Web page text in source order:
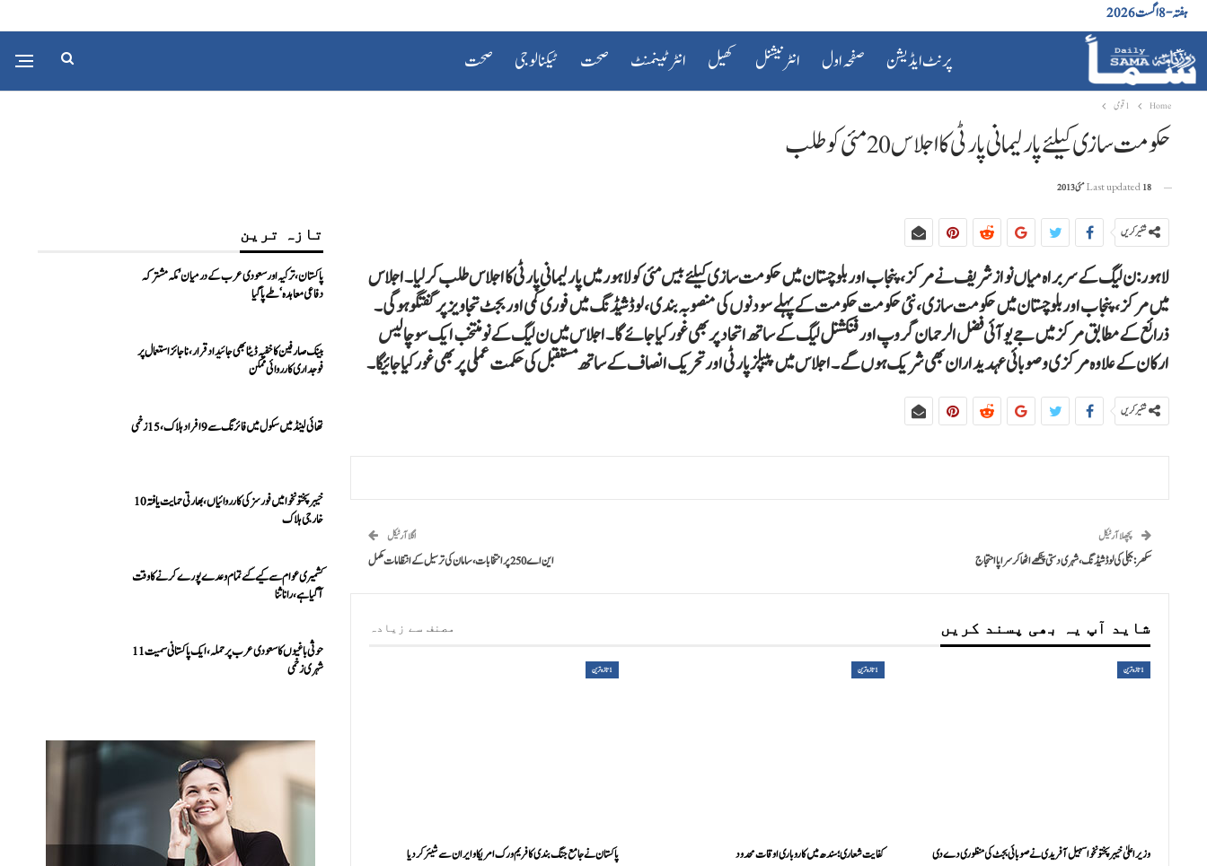
ہفتہ - 8 اگست 2026
پرنٹ ایڈیشن صفحہ اول انٹرنیشنل کھیل انٹرٹینمنٹ صحت ٹیکنالوجی صحت
Home 1 قومی
حکومت سازی کیلئے پارلیمانی پارٹی کا اجلاس 20 مئی کو طلب
Last updated18 مئی 2013
شئیر کریں
لاہور: ن لیگ کے سربراہ میاں نوازشریف نے مرکز، پنجاب اور بلوچستان میں حکومت سازی کیلئے بیس مئی کو لاہور میں پارلیمانی پارٹی کا اجلاس طلب کرلیا۔ اجلاس
میں مرکز، پنجاب اور بلوچستان میں حکومت سازی، نئی حکومت حکومت کے پہلے سو دنوں کی منصوبہ بندی، لوڈشیڈنگ میں فوری کمی اور بجٹ تجاویز پر گفتگو ہوگی۔
ذرائع کے مطابق مرکز میں جے یو آئی فضل الرحمان گروپ اور فنکشنل لیگ کے ساتھ اتحاد پر بھی غور کیا جائے گا۔ اجلاس میں ن لیگ کے نومنتخب ایک سو چالیس
ارکان کے علاوہ مرکزی و صوبائی عہدیداران بھی شریک ہوں گے۔ اجلاس میں پیپلز پارٹی اور تحریک انصاف کے ساتھ مستقبل کی حکمت عملی پر بھی غور کیا جائیگا۔
شئیر کریں
پچھلا آرٹیکل
سکھر:بجلی کی لوڈشیڈنگ ،شہری دستی پنکھے اٹھا کر سراپا احتجاج
اگلا آرٹیکل
این اے 250 پر انتخابات،سامان کی ترسیل کے انتظامات مکمل
شاید آپ یہ بھی پسند کریں مصنف سے زیادہ
1تازہ ترین
وزیراعلیٰ خیبرپختونخوا سہیل آفریدی نے صوبائی بجٹ کی منظوری دے دی
1تازہ ترین
کفایت شعاری؛ سندھ میں کاروباری اوقات محدود
1تازہ ترین
پاکستان نے جامع جنگ بندی کا فریم ورک امریکا و ایران سے شیئر کر دیا
تازہ ترین
پاکستان، ترکیہ اور سعودی عرب کے درمیان ’مکہ مشترکہ
دفاعی معاہدہ‘ طے پا گیا
بینک صارفین کا خفیہ ڈیٹا بھی جائیداد قرار، ناجائز استعمال پر
فوجداری کارروائی ممکن
تھائی لینڈ میں سکول میں فائرنگ سے 9 افراد ہلاک، 15 زخمی
خیبرپختونخوا میں فورسز کی کارروائیاں، بھارتی حمایت یافتہ 10
خارجی ہلاک
کشمیری عوام سے کیے گئے تمام وعدے پورے کرنے کا وقت
آ گیا ہے، رانا ثنا
حوثی باغیوں کا سعودی عرب پر حملہ، ایک پاکستانی سمیت 11
شہری زخمی